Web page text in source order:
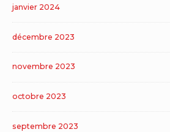
janvier 2024
décembre 2023
novembre 2023
octobre 2023
septembre 2023